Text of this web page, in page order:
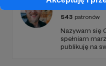
543 patronów
Nazywam się
spełniam
publikuję na